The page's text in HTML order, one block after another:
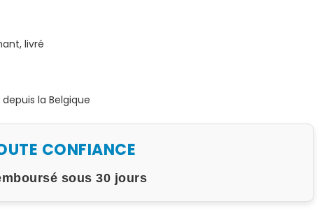
livré
la Belgique
CONFIANCE
sous 30 jours